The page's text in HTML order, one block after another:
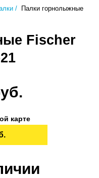
Палки горнолыжные
Fischer
карте